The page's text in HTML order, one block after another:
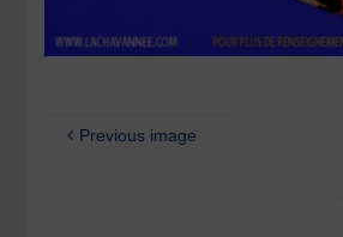
Previous image